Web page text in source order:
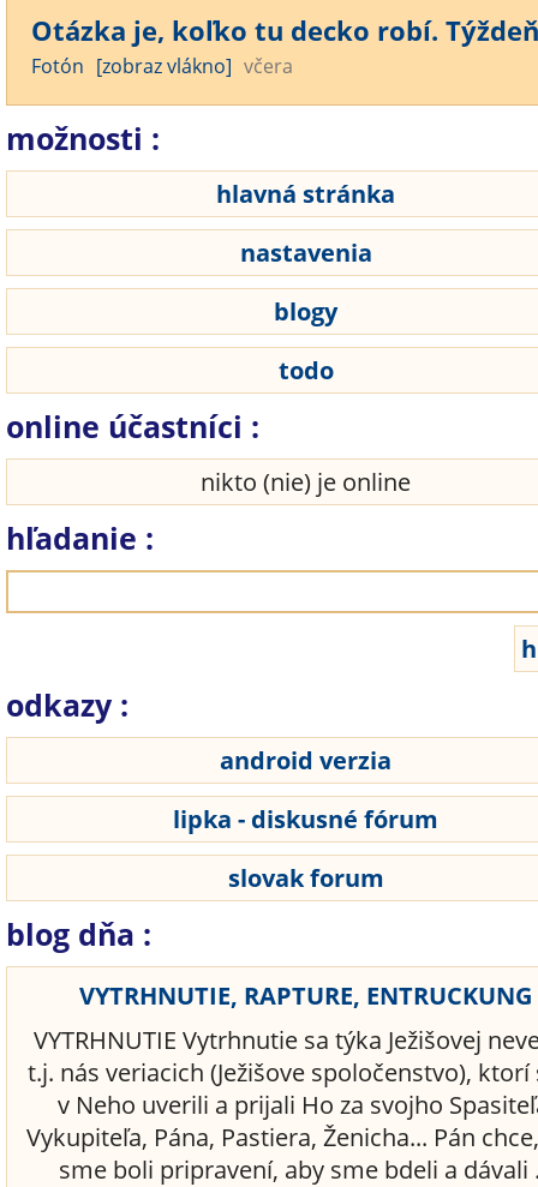
Otázka je, koľko tu decko robí.
Fotón [zobraz vlákno] včera
možnosti :
hlavná stránka
nastavenia
blogy
todo
online účastníci :
nikto (nie) je online
hľadanie :
odkazy :
android verzia
lipka - diskusné fórum
slovak forum
blog dňa :
VYTRHNUTIE, RAPTURE, ENTRUCKUNG
VYTRHNUTIE Vytrhnutie sa týka Ježišovej
t.j. nás veriacich (Ježišove spoločenstvo), ktorí
v Neho uverili a prijali Ho za svojho
Vykupiteľa, Pána, Pastiera, Ženicha... Pán
sme boli pripravení, aby sme bdeli a dávali